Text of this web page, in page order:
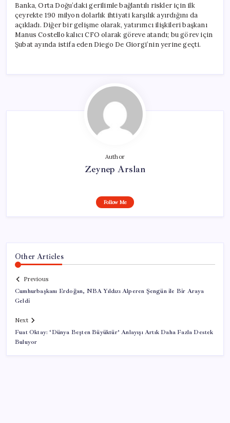
Banka, Orta Doğu’daki gerilimle bağlantılı riskler için ilk
çeyrekte 190 milyon dolarlık ihtiyati karşılık ayırdığını da
açıkladı. Diğer bir gelişme olarak, yatırımcı ilişkileri başkanı
Manus Costello kalıcı CFO olarak göreve atandı; bu görev için
Şubat ayında istifa eden Diego De Giorgi’nin yerine geçti.
Author
Zeynep Arslan
Follow Me
Other Articles
Previous
Cumhurbaşkanı Erdoğan, NBA Yıldızı Alperen Şengün ile Bir Araya
Geldi
Next
Fuat Oktay: ‘Dünya Beşten Büyüktür’ Anlayışı Artık Daha Fazla Destek
Buluyor